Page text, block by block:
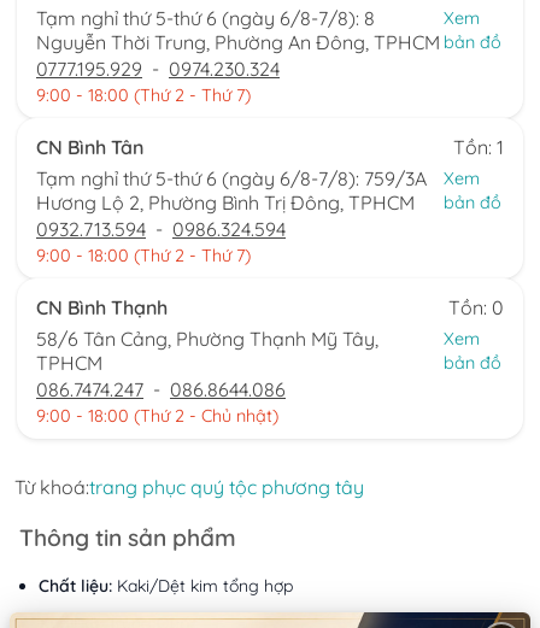
Tạm nghỉ thứ 5-thứ 6 (ngày 6/8-7/8): 8
Nguyễn Thời Trung, Phường An Đông, TPHCM
Xem
bản đồ
0777.195.929 - 0974.230.324
9:00 - 18:00 (Thứ 2 - Thứ 7)
CN Bình Tân
Tồn: 1
Tạm nghỉ thứ 5-thứ 6 (ngày 6/8-7/8): 759/3A
Hương Lộ 2, Phường Bình Trị Đông, TPHCM
Xem
bản đồ
0932.713.594 - 0986.324.594
9:00 - 18:00 (Thứ 2 - Thứ 7)
CN Bình Thạnh
Tồn: 0
58/6 Tân Cảng, Phường Thạnh Mỹ Tây,
TPHCM
Xem
bản đồ
086.7474.247 - 086.8644.086
9:00 - 18:00 (Thứ 2 - Chủ nhật)
Từ khoá:trang phục quý tộc phương tây
Thông tin sản phẩm
Chất liệu: Kaki/Dệt kim tổng hợp
Xuất xứ:Trung Quốc